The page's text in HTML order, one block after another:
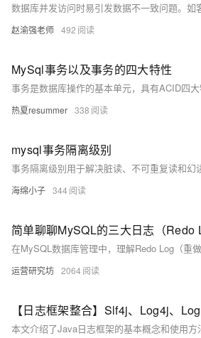
赵渝强老师 492
MySql事务以及事务的四大特性
热夏resummer 338
mysql事务隔离级别
海绵小子 344
运营研究坊 2064